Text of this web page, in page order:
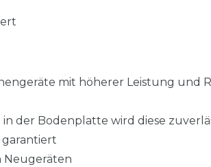
mit höherer Leistung und
der Bodenplatte wird diese
garantiert
Neugeräten